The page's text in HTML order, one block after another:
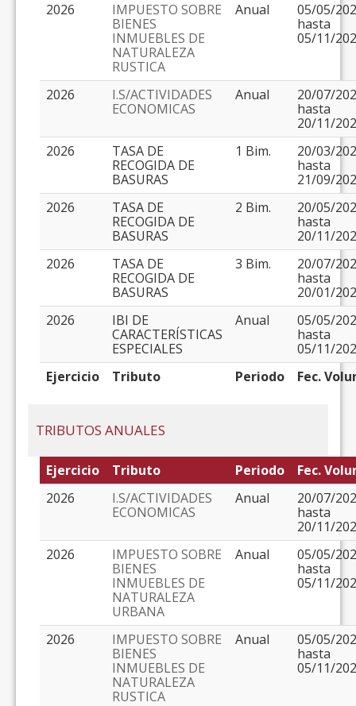
2026
IMPUESTO SOBRE
BIENES
INMUEBLES DE
NATURALEZA
RUSTICA
Anual
05/05/
hasta
05/11/
2026
I.S/ACTIVIDADES
ECONOMICAS
Anual
20/07/
hasta
20/11/
2026
TASA DE
RECOGIDA DE
BASURAS
1 Bim.
20/03/
hasta
21/09/
2026
TASA DE
RECOGIDA DE
BASURAS
2 Bim.
20/05/
hasta
20/11/
2026
TASA DE
RECOGIDA DE
BASURAS
3 Bim.
20/07/
hasta
20/01/
2026
IBI DE
CARACTERÍSTICAS
ESPECIALES
Anual
05/05/
hasta
05/11/
Ejercicio
Tributo Periodo Fec.
TRIBUTOS ANUALES
Ejercicio Tributo Periodo
Fec.
2026
I.S/ACTIVIDADES
ECONOMICAS
Anual
20/07/
hasta
20/11/
2026
IMPUESTO SOBRE
BIENES
INMUEBLES DE
NATURALEZA
URBANA
Anual
05/05/
hasta
05/11/
2026
IMPUESTO SOBRE
BIENES
INMUEBLES DE
NATURALEZA
RUSTICA
Anual
05/05/
hasta
05/11/